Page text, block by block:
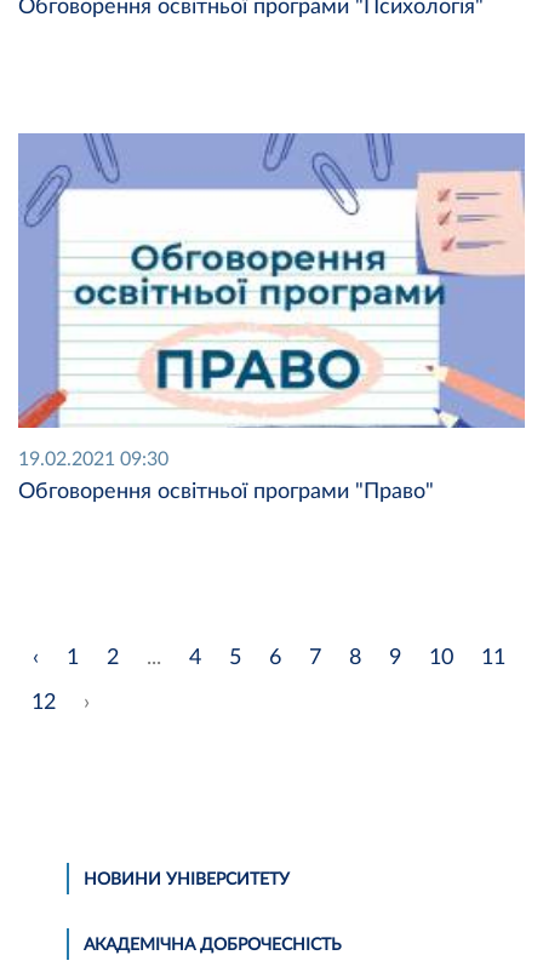
Обговорення освітньої програми "Психологія"
19.02.2021 09:30
Обговорення освітньої програми "Право"
‹ 1 2 ... 4 5 6 7 8 9 10 11
12 ›
НОВИНИ УНІВЕРСИТЕТУ
АКАДЕМІЧНА ДОБРОЧЕСНІСТЬ